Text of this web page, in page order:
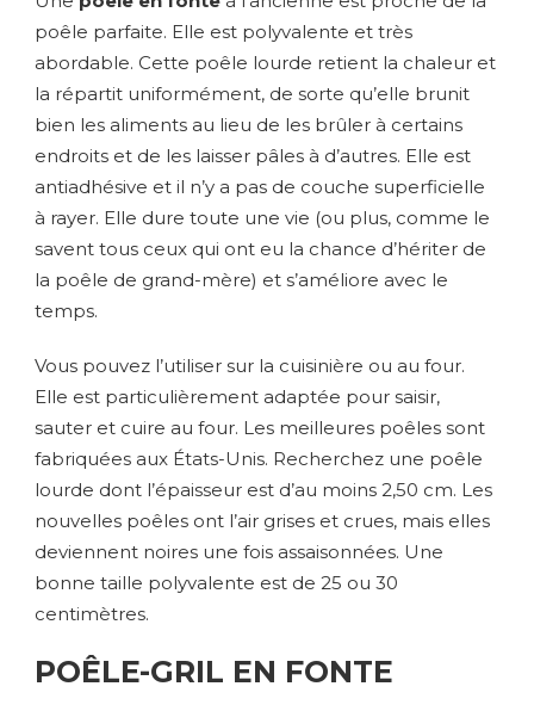
poêle parfaite. Elle est polyvalente et très
abordable. Cette poêle lourde retient la chaleur et
la répartit uniformément, de sorte qu’elle brunit
bien les aliments au lieu de les brûler à certains
endroits et de les laisser pâles à d’autres. Elle est
antiadhésive et il n’y a pas de couche superficielle
à rayer. Elle dure toute une vie (ou plus, comme le
savent tous ceux qui ont eu la chance d’hériter de
la poêle de grand-mère) et s’améliore avec le
temps.
Vous pouvez l’utiliser sur la cuisinière ou au four.
Elle est particulièrement adaptée pour saisir,
sauter et cuire au four. Les meilleures poêles sont
fabriquées aux États-Unis. Recherchez une poêle
lourde dont l’épaisseur est d’au moins 2,50 cm. Les
nouvelles poêles ont l’air grises et crues, mais elles
deviennent noires une fois assaisonnées. Une
bonne taille polyvalente est de 25 ou 30
centimètres.
POÊLE-GRIL EN FONTE